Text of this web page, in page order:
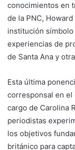
conocimientos en
de la PNC,
institución
experiencias de
de Santa Ana y
Esta última
corresponsal en el
cargo de Carolina
periodistas
los objetivos
británico para